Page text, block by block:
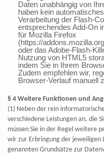
Daten unabhängig von
haben kein
Verarbeitung der Flash-
entsprechendes Add-On
für Mozilla Firefox
(https://
oder das Adobe-Flash-
Nutzung von HTML5
indem Sie in Ihrem
Zudem empfehlen wir,
Browser-Verlauf manuell
§ 4 Weitere Funktionen und
(1) Neben der rein
verschiedene Leistungen an, die
müssen Sie in der Regel weitere
wir zur Erbringung der jeweiligen
genannten Grundsätze zur